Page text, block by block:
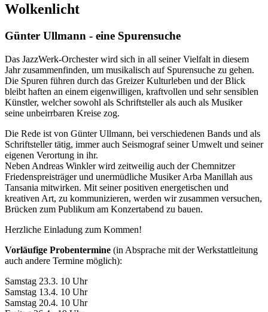
Wolkenlicht
Günter Ullmann - eine Spurensuche
Das JazzWerk-Orchester wird sich in all seiner Vielfalt in diesem
Jahr zusammenfinden, um musikalisch auf Spurensuche zu gehen.
Die Spuren führen durch das Greizer Kulturleben und der Blick
bleibt haften an einem eigenwilligen, kraftvollen und sehr sensiblen
Künstler, welcher sowohl als Schriftsteller als auch als Musiker
seine unbeirrbaren Kreise zog.
Die Rede ist von Günter Ullmann, bei verschiedenen Bands und als
Schriftsteller tätig, immer auch Seismograf seiner Umwelt und seiner
eigenen Verortung in ihr.
Neben Andreas Winkler wird zeitweilig auch der Chemnitzer
Friedenspreisträger und unermüdliche Musiker Arba Manillah aus
Tansania mitwirken. Mit seiner positiven energetischen und
kreativen Art, zu kommunizieren, werden wir zusammen versuchen,
Brücken zum Publikum am Konzertabend zu bauen.
Herzliche Einladung zum Kommen!
Vorläufige Probentermine (in Absprache mit der Werkstattleitung
auch andere Termine möglich):
Samstag 23.3. 10 Uhr
Samstag 13.4. 10 Uhr
Samstag 20.4. 10 Uhr